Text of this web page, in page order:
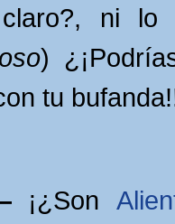
claro?, ni lo
)
tu
¡¿Son